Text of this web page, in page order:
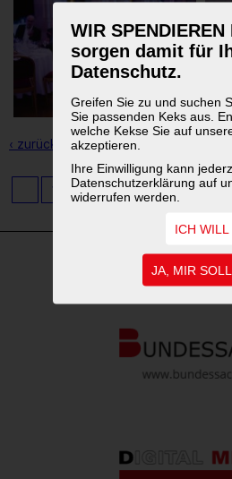
WIR
sorgen damit für
Datenschutz.
Greifen Sie zu und suchen
Sie passenden Keks aus.
welche Kekse Sie auf
akzeptieren.
Ihre Einwilligung kann
Datenschutzerklärung auf
widerrufen werden.
ICH
JA, MIR
‹ zurück zur Übersicht
2 3 4 5 6